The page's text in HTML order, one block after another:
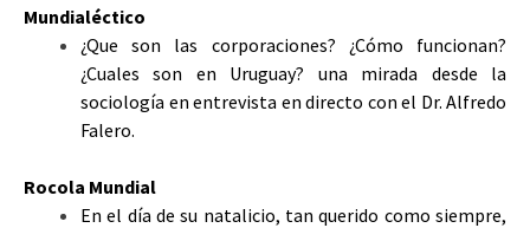
Mundialéctico
¿Que son las corporaciones? ¿Cómo funcionan?
¿Cuales son en Uruguay? una mirada desde la
sociología en entrevista en directo con el Dr. Alfredo
Falero.
Rocola Mundial
En el día de su natalicio, tan querido como siempre,